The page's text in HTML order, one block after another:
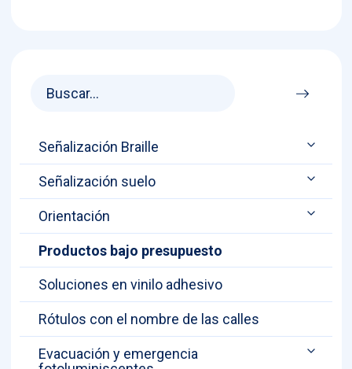
Señalización Braille
Señalización suelo
Orientación
Productos bajo presupuesto
Soluciones en vinilo adhesivo
Rótulos con el nombre de las calles
Evacuación y emergencia